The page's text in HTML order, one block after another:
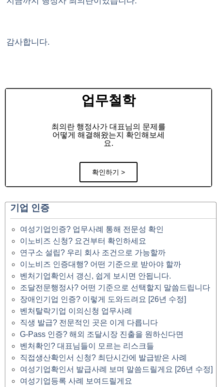
감사합니다.
업무철학
최의란 행정사가 대표님의 문제를
어떻게 해결해왔는지 확인해보세
요.
확인하기 >
기업 인증
여성기업인증? 업무사례 통해 전문성 확인
이노비즈 신청? 요건부터 확인하세요
연구소 설립? 우리 회사 조건으로 가능할까
이노비즈 인증대행? 어떤 기준으로 받아야 할까
벤처기업확인서 갱신, 쉽게 보시면 안됩니다.
조달전문행정사? 어떤 기준으로 선택할지 말씀드립니다
장애인기업 인증? 이렇게 도와드려요 [26년 수정]
벤처탈락기업 이의신청 업무사례
직생 발급? 전문적인 곳은 이게 다릅니다
G-Pass 인증? 해외 조달시장 진출을 원하신다면
벤처확인? 대표님들이 모르는 리스크들
직접생산확인서 신청? 최단시간에 발급받은 사례
여성기업확인서 발급사례 보며 말씀드릴게요 [26년 수정]
여성기업등록 사례 보여드릴게요